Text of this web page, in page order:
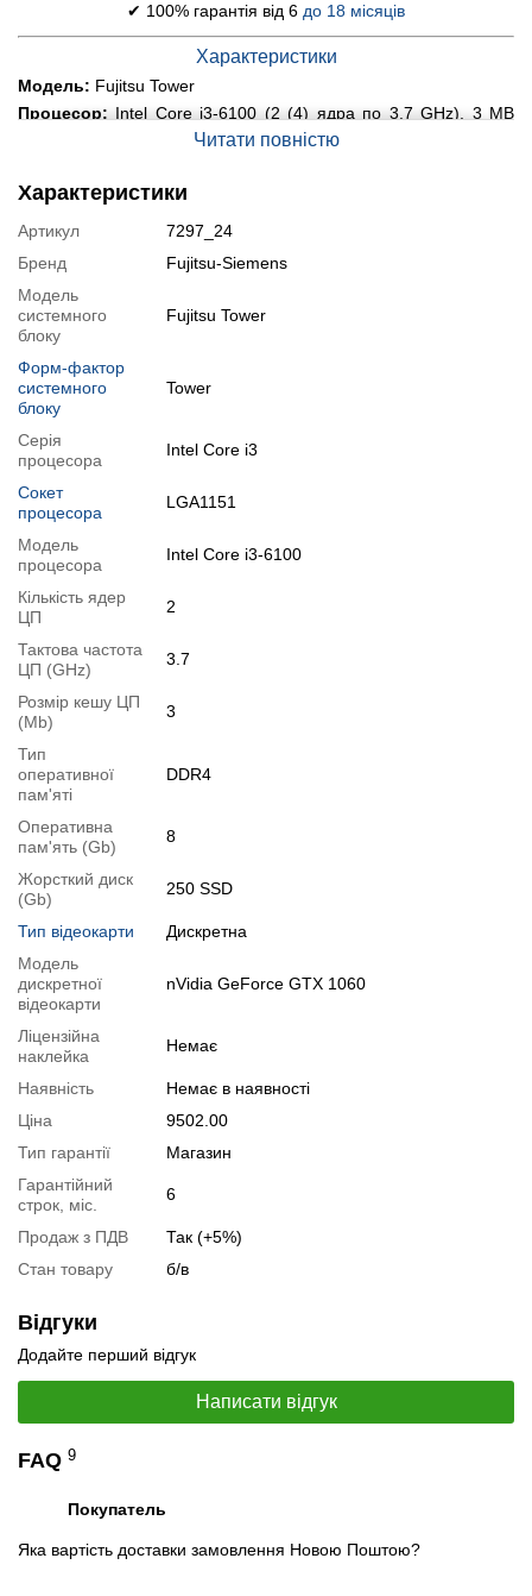
✔ 100% гарантія від 6 до 18 місяців
Характеристики
Модель: Fujitsu Tower
Процесор: Intel Core i3-6100 (2 (4) ядра по 3.7 GHz), 3 MB
Постійна пам'ять:250 GB SSD
192-bit
Порти:
4x USB 3.0, 2x USB 2.0, 2x PS/2, 1x LAN (RJ-45), 5x
Оптичний привід: немає
Стан:
Операційна система:
Можлива модифікація:
1.Збільшення об'єму RAM
2.Збільшення розміру HDD
Ви можете розширити строк гарантії на
Для цього додайте в корзину відповідну позицію з розділу
"Аксесуари" разом з основним товаром.
Специфікація, тести та технічні звіти
Специфікація процесора:
Тестування процесора:
Специфікація відеокарти:
Тестування відеокарти:
📧Запит оптової ціни
Слідкувати на Facebook
Читати повністю
Характеристики
Артикул
7297_24
Бренд
Fujitsu-Siemens
Модель
системного
блоку
Fujitsu Tower
Форм-фактор
системного
блоку
Tower
Серія
процесора
Intel Core i3
Сокет
процесора
LGA1151
Модель
процесора
Intel Core i3-6100
Кількість ядер
ЦП
2
Тактова частота
ЦП (GHz)
3.7
Розмір кешу ЦП
(Mb)
3
Тип
оперативної
пам'яті
DDR4
Оперативна
пам'ять (Gb)
8
Жорсткий диск
(Gb)
250 SSD
Тип відеокарти
Дискретна
Модель
дискретної
відеокарти
nVidia GeForce GTX 1060
Ліцензійна
наклейка
Немає
Наявність
Немає в наявності
Ціна
9502.00
Тип гарантії
Магазин
Гарантійний
строк, міс.
6
Продаж з ПДВ
Так (+5%)
Стан товару
б/в
Відгуки
Додайте перший відгук
Написати відгук
FAQ 9
Покупатель
Яка вартість доставки замовлення Новою Поштою?